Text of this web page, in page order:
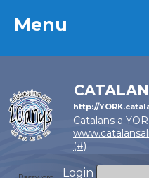
Menu
http://
Catalans a
(#)
Login
Menu